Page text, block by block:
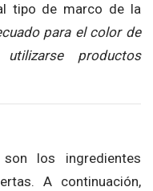
tipo de marco de la
para el color de
productos
los ingredientes
A continuación,